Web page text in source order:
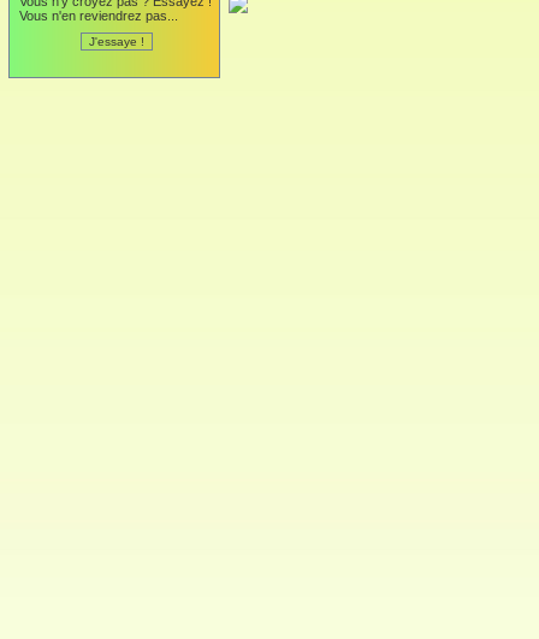
Vous n'en reviendrez pas...